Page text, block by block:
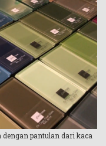
pantulan dari kaca